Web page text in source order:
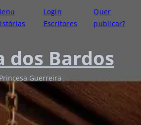
Login
Escritores
Quer
publicar?
dos Bardos
Guerreira